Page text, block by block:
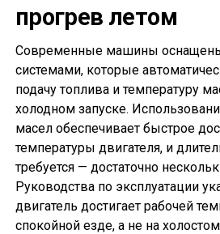
прогрев летом
Современные машины
системами, которые
подачу топлива и температуру
холодном запуске.
масел обеспечивает быстрое
температуры двигателя, и
требуется — достаточно
Руководства по эксплуатации
двигатель достигает рабочей
спокойной езде, а не на